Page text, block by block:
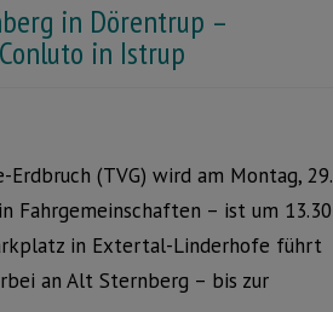
in Dörentrup –
in Istrup
Erdbruch (TVG) wird am Montag, 29.
Fahrgemeinschaften – ist um 13.30
in Extertal-Linderhofe führt
an Alt Sternberg – bis zur